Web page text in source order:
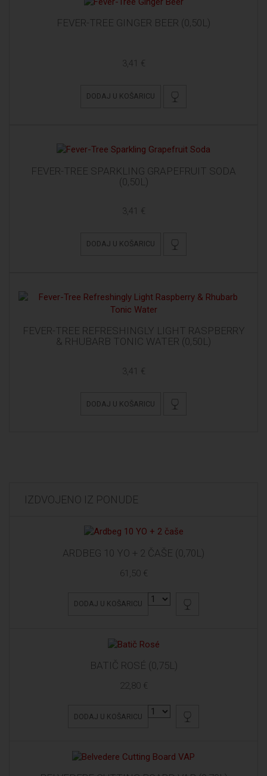
FEVER-TREE GINGER BEER (0,50L)
3,41 €
DODAJ U KOŠARICU
FEVER-TREE SPARKLING GRAPEFRUIT SODA
(0,50L)
3,41 €
DODAJ U KOŠARICU
FEVER-TREE REFRESHINGLY LIGHT RASPBERRY
& RHUBARB TONIC WATER (0,50L)
3,41 €
DODAJ U KOŠARICU
IZDVOJENO IZ PONUDE
ARDBEG 10 YO + 2 ČAŠE (0,70L)
61,50 €
DODAJ U KOŠARICU
BATIČ ROSÉ (0,75L)
22,80 €
DODAJ U KOŠARICU